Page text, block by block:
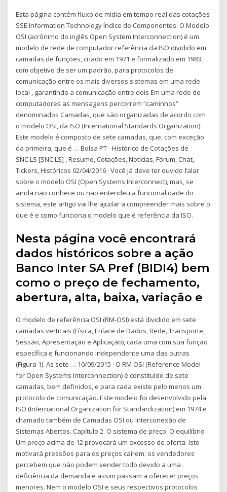
Esta página contém fluxo de mídia em tempo real das cotações
SSE Information Technology Índice de Componentes. O Modelo
OSI (acrônimo do inglês Open System Interconnection) é um
modelo de rede de computador referência da ISO dividido em
camadas de funções, criado em 1971 e formalizado em 1983,
com objetivo de ser um padrão, para protocolos de
comunicação entre os mais diversos sistemas em uma rede
local , garantindo a comunicação entre dois Em uma rede de
computadores as mensagens percorrem “caminhos”
denominados Camadas, que são organizadas de acordo com
o modelo OSI, da ISO (International Standards Organization).
Este modelo é composto de sete camadas, que, com exceção
da primeira, que é … Bolsa PT - Histórico de Cotações de
SNC.LS [SNC.LS] , Resumo, Cotações, Notícias, Fórum, Chat,
Tickers, Históricos 02/04/2016 · Você já deve ter ouvido falar
sobre o modelo OSI (Open Systems Interconnect), mas, se
ainda não conhece ou não entendeu a funcionalidade do
sistema, este artigo vai lhe ajudar a compreender mais sobre o
que é e como funciona o modelo que é referência da ISO.
Nesta página você encontrará
dados históricos sobre a ação
Banco Inter SA Pref (BIDI4) bem
como o preço de fechamento,
abertura, alta, baixa, variação e
O modelo de referência OSI (RM-OSI) está dividido em sete
camadas verticais (Física, Enlace de Dados, Rede, Transporte,
Sessão, Apresentação e Aplicação), cada uma com sua função
específica e funcionando independente uma das outras
(Figura 1). As sete … 10/09/2015 · O RM OSI (Reference Model
for Open Systems Interconnection) é constituído de sete
camadas, bem definidos, e para cada existe pelo menos um
protocolo de comunicação. Este modelo foi desenvolvido pela
ISO (International Organization for Standardization) em 1974 e
chamado também de Camadas OSI ou Interconexão de
Sistemas Abertos. Capítulo 2. O sistema de preço. O equilíbrio
Um preço acima de 12 provocará um excesso de oferta. Isto
motivará pressões para os preços caírem: os vendedores
percebem que não podem vender todo devido a uma
deficiência da demanda e assim passam a oferecer preços
menores. Nem o modelo OSI e seus respectivos protocolos